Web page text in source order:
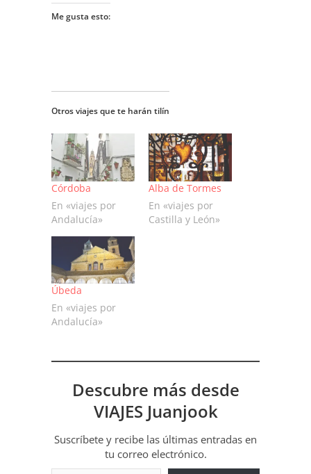
Me gusta esto:
Otros viajes que te harán tilín
Córdoba
En «viajes por
Andalucía»
Alba de Tormes
En «viajes por
Castilla y León»
Úbeda
En «viajes por
Andalucía»
Descubre más desde
VIAJES Juanjook
Suscríbete y recibe las últimas entradas en
tu correo electrónico.
Escribe tu correo electrónico…